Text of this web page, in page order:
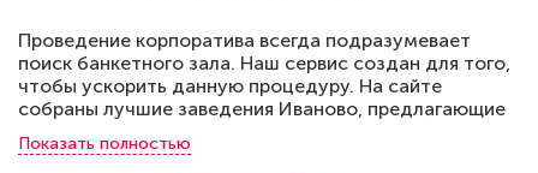
Проведение корпоратива всегда подразумевает
поиск банкетного зала. Наш сервис создан для того,
чтобы ускорить данную процедуру. На сайте
собраны лучшие заведения Иваново, предлагающие
свои залы для проведения корпоративного банкета.
Корпоратив может быть организован на любое
Показать полностью